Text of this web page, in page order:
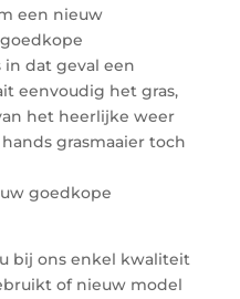
een nieuw
dat geval een
eenvoudig het gras,
het heerlijke weer
grasmaaier toch
goedkope
bij ons enkel kwaliteit
of nieuw model